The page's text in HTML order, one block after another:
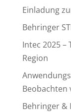
Einladung
Behringer
Intec 2025
Region
Beobachten
Behringer &